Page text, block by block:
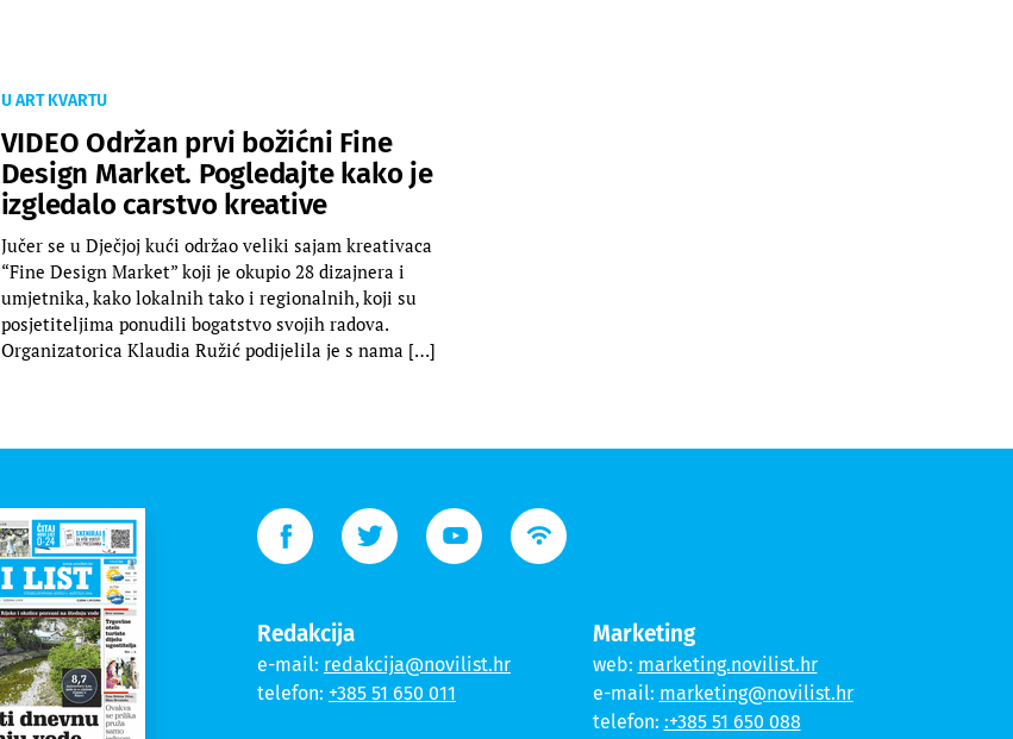
U ART KVARTU
VIDEO Održan prvi božićni Fine
Design Market. Pogledajte kako je
izgledalo carstvo kreative
Jučer se u Dječjoj kući održao veliki sajam kreativaca
“Fine Design Market” koji je okupio 28 dizajnera i
umjetnika, kako lokalnih tako i regionalnih, koji su
posjetiteljima ponudili bogatstvo svojih radova.
Organizatorica Klaudia Ružić podijelila je s nama […]
Redakcija
e-mail: redakcija@novilist.hr
telefon: +385 51 650 011
Marketing
web: marketing.novilist.hr
e-mail: marketing@novilist.hr
telefon: :+385 51 650 088